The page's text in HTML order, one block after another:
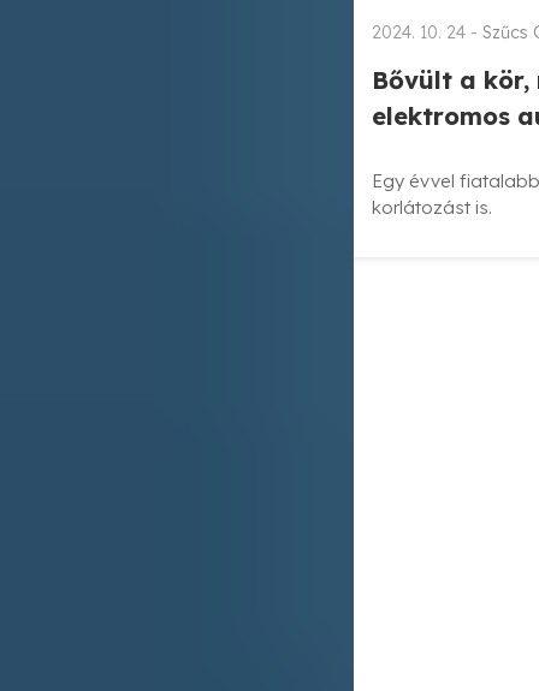
2024. 10. 24 - Szűcs
Bővült a
elektromos
Egy évvel
korlátozást is.